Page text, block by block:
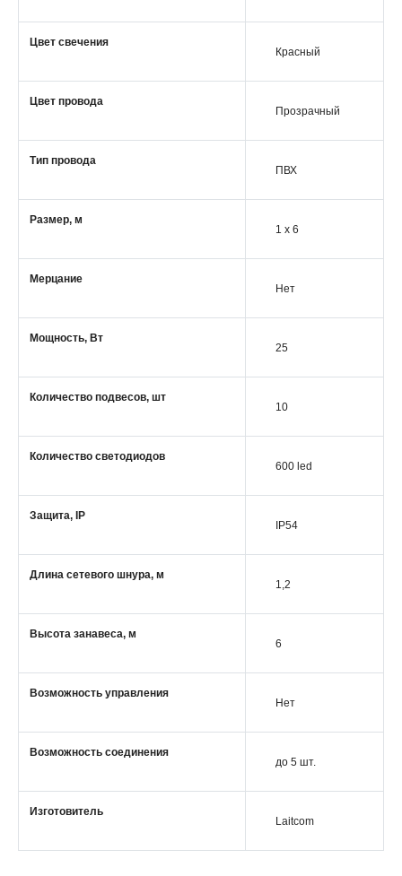
Цвет свечения
Красный
Цвет провода
Прозрачный
Тип провода
ПВХ
Размер, м
1 x 6
Мерцание
Нет
Мощность, Вт
25
Количество подвесов, шт
10
Количество светодиодов
600 led
Защита, IP
IP54
Длина сетевого шнура, м
1,2
Высота занавеса, м
6
Возможность управления
Нет
Возможность соединения
до 5 шт.
Изготовитель
Laitcom